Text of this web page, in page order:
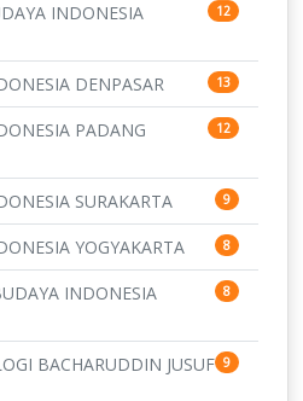
INDONESIA
12
DENPASAR 13
PADANG
12
SURAKARTA 9
YOGYAKARTA 8
INDONESIA
8
BACHARUDDIN JUSUF 9